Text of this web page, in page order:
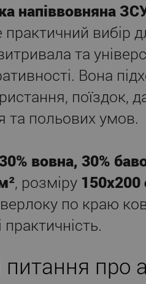
напіввовняна
вибір
та
Вона
поїздок,
та польових умов.
вовна, 30%
, розміру 150x200
по краю
питання про